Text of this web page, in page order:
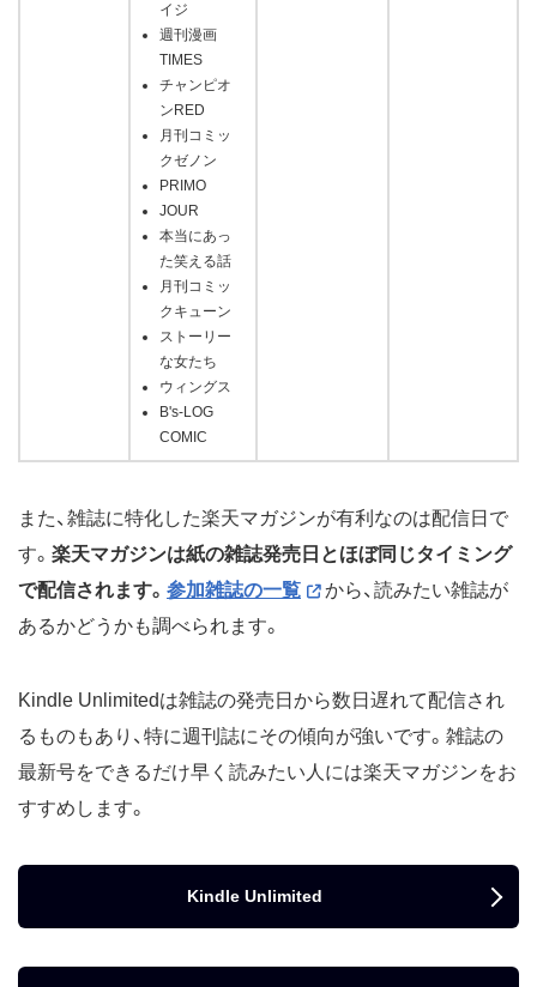
イジ
週刊漫画
TIMES
チャンピオ
ンRED
月刊コミッ
クゼノン
PRIMO
JOUR
本当にあっ
た笑える話
月刊コミッ
クキューン
ストーリー
な女たち
ウィングス
B's-LOG
COMIC
また、雑誌に特化した楽天マガジンが有利なのは配信日で
す。 楽天マガジンは紙の雑誌発売日とほぼ同じタイミング
で配信されます。 参加雑誌の一覧
から、読みたい雑誌が
あるかどうかも調べられます。
Kindle Unlimitedは雑誌の発売日から数日遅れて配信され
るものもあり、特に週刊誌にその傾向が強いです。雑誌の
最新号をできるだけ早く読みたい人には楽天マガジンをお
すすめします。
Kindle Unlimited